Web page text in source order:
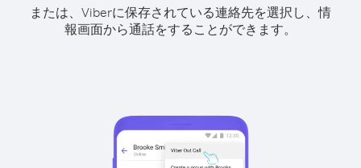
または、Viberに保存されている連絡先を選択し、情
報画面から通話をすることができます。